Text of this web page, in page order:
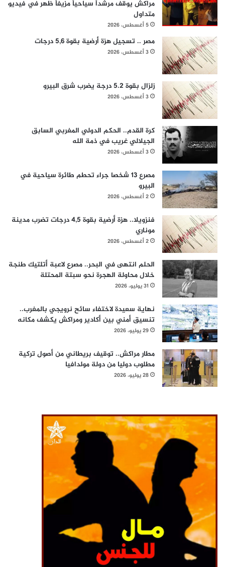
مراكش يوقف مرشداً سياحياً مزيفاً ظهر في فيديو
متداول
5 أغسطس، 2026
مصر .. تسجيل هزة أرضية بقوة 5,6 درجات
3 أغسطس، 2026
زلزال بقوة 5.2 درجة يضرب شرق البيرو
3 أغسطس، 2026
كرة القدم.. الحكم الدولي المغربي السابق
الجيلالي غريب في ذمة الله
3 أغسطس، 2026
مصرع 13 شخصا جراء تحطم طائرة سياحية في
البيرو
2 أغسطس، 2026
فنزويلا.. هزة أرضية بقوة 4,5 درجات تضرب مدينة
موناري
2 أغسطس، 2026
الحلم انتهى في البحر.. مصرع لاعبة أتلتيك طنجة
خلال محاولة الهجرة نحو سبتة المحتلة
31 يوليو، 2026
نهاية سعيدة لاختفاء سائح نرويجي بالمغرب..
تنسيق أمني بين أكادير ومراكش يكشف مكانه
29 يوليو، 2026
مطار مراكش.. توقيف بريطاني من أصول تركية
مطلوب دوليا من دولة مولدافيا
28 يوليو، 2026